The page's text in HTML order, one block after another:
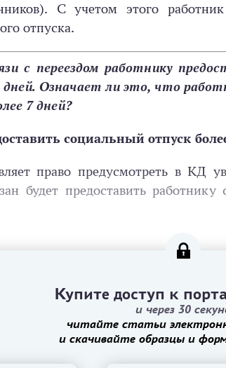
С учетом этого
отпуска.
с переездом работнику
Означает ли это, что
7 дней?
социальный отпуск
право предусмотреть в КД
будет предоставить
Купите доступ к
и через 30
читайте статьи
и скачивайте образцы и